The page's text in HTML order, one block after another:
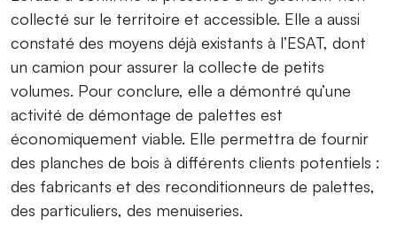
collecté sur le territoire et accessible. Elle a aussi
constaté des moyens déjà existants à l’ESAT, dont
un camion pour assurer la collecte de petits
volumes. Pour conclure, elle a démontré qu’une
activité de démontage de palettes est
économiquement viable. Elle permettra de fournir
des planches de bois à différents clients potentiels :
des fabricants et des reconditionneurs de palettes,
des particuliers, des menuiseries.